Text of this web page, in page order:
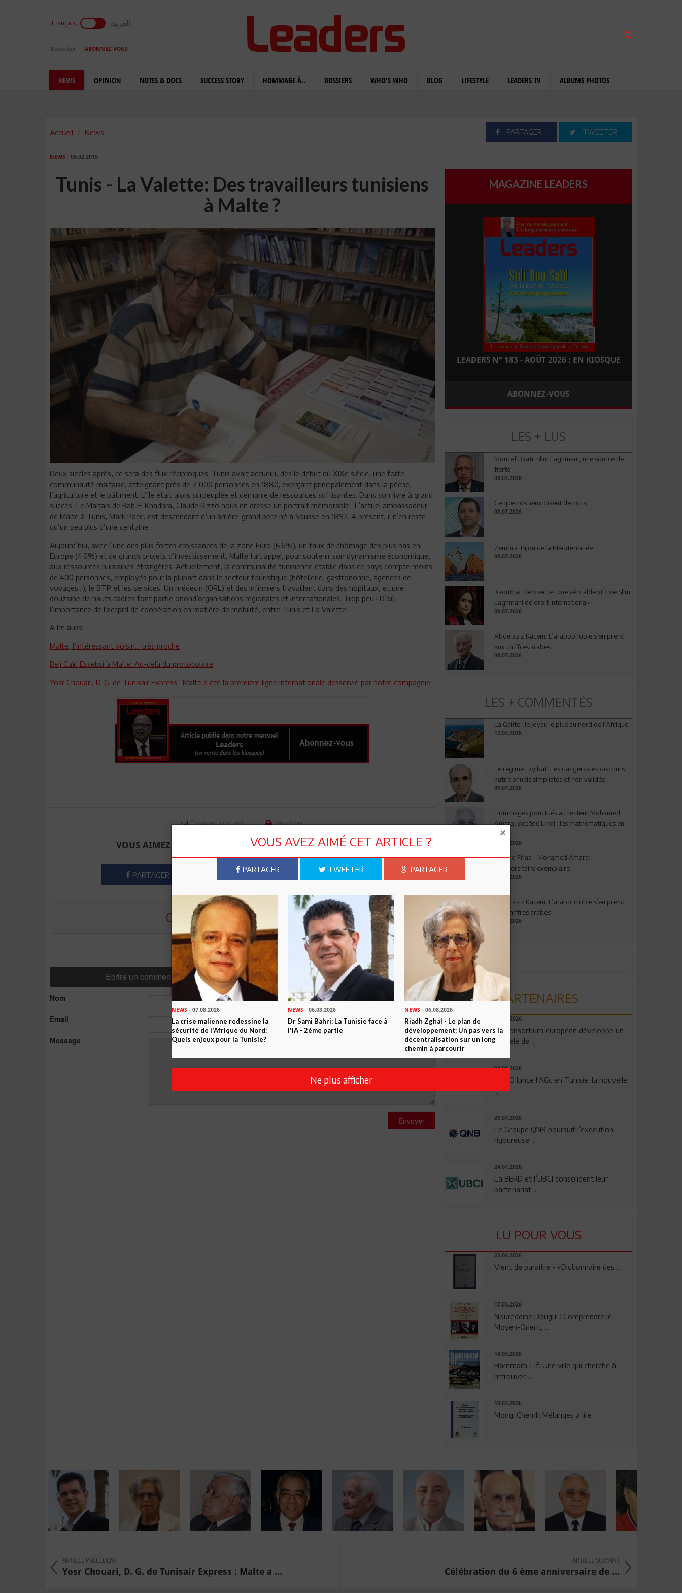
Français العربية
Newsletter ABONNEZ-VOUS
NEWS OPINION NOTES & DOCS SUCCESS STORY HOMMAGE À.. DOSSIERS WHO'S WHO BLOG LIFESTYLE LEADERS TV ALBUMS PHOTOS
Accueil News PARTAGER TWEETER
NEWS - 06.02.2019
Tunis - La Valette: Des travailleurs tunisiens
à Malte ?
Deux siècles après, ce sera des flux réciproques. Tunis avait accueilli, dès le début du XIXe siècle, une forte
communauté maltaise, atteignant près de 7 000 personnes en 1880, exerçant principalement dans la pêche,
l’agriculture et le bâtiment. L’île était alors surpeuplée et démunie de ressources suffisantes. Dans son livre à grand
succès Le Maltais de Bab El Khadhra, Claude Rizzo nous en dresse un portrait mémorable. L’actuel ambassadeur
de Malte à Tunis, Mark Pace, est descendant d’un arrière-grand père né à Sousse en 1892. A présent, il n’en reste
qu’un peu plus d’une centaine.
Aujourd’hui, avec l’une des plus fortes croissances de la zone Euro (6.6%), un taux de chômage des plus bas en
Europe (4.6%) et de grands projets d’investissement, Malte fait appel, pour soutenir son dynamisme économique,
aux ressources humaines étrangères. Actuellement, la communauté tunisienne établie dans ce pays compte moins
de 400 personnes, employés pour la plupart dans le secteur touristique (hôtellerie, gastronomie, agences de
voyages...), le BTP et les services. Un médecin (ORL) et des infirmiers travaillent dans des hôpitaux, et une
douzaine de hauts cadres font partie onond’organisations régionales et internationales. Trop peu ! D’où
l’importance de l'accprd de coopération en matière de mobilité, entre Tunis et La Valette.
A lre aussi
Malte, l’intéressant voisin... très proche
Beji Caïd Essebsi à Malte: Au-delà du protocolaire
Yosr Chouari, D. G. de Tunisair Express : Malte a été la première ligne internationale desservie par notre compagnie
Envoyer à un ami Imprimer
VOUS AIMEZ CET ARTICLE ? PARTAGEZ-LE AVEC VOS AMIS !
PARTAGER TWEETER ABONNEZ-VOUS
COMMENTER CET ARTICLE
Commentaires
Ecrire un commentaire Commenter
Nom
Email
Message
Envoyer
MAGAZINE LEADERS
LEADERS N° 183 - AOÛT 2026 : EN KIOSQUE
ABONNEZ-VOUS
LES + LUS
Moncef Baati: Slim Laghmani, une source de
fierté
08.07.2026
Ce que nos lieux disent de nous
08.07.2026
Zembra: Bijou de la Méditerranée
08.07.2026
Kaouthar Debbeche: Une véritable «École Slim
Laghmani de droit international»
09.07.2026
Abdelaziz Kacem: L’arabophobie s’en prend
aux chiffres arabes
09.07.2026
LES + COMMENTÉS
La Galite : le joyau le plus au nord de l'Afrique
12.07.2026
Le régime Tayibat: Les dangers des discours
nutritionnels simplistes et non validés
09.07.2026
Hommages ponctués au recteur Mohamed
Amara, décédé lundi : les mathématiques en
deuil
03.08.2026
Ahmed Friaa - Mohamed Amara:
l’Universitaire exemplaire
04.08.2026
Abdelaziz Kacem: L’arabophobie s’en prend
aux chiffres arabes
09.07.2026
PARTENAIRES
06.08.2026
Un consortium européen développe un
modèle de ...
04.08.2026
OPPO lance l'A6c en Tunisie: la nouvelle
...
29.07.2026
Le Groupe QNB poursuit l’exécution
rigoureuse ...
24.07.2026
La BERD et l’UBCI consolident leur
partenariat ...
LU POUR VOUS
23.04.2026
Vient de paraître - «Dictionnaire des ...
17.03.2026
Noureddine Dougui : Comprendre le
Moyen-Orient, ...
14.03.2026
Hammam-Lif: Une ville qui cherche à
retrouver ...
10.03.2026
Mongi Chemli: Mélanges à lire
ARTICLE PRÉCÉDENT
Yosr Chouari, D. G. de Tunisair Express : Malte a ...
ARTICLE SUIVANT
Célébration du 6 ème anniversaire de ...
VOUS AVEZ AIMÉ CET ARTICLE ?
PARTAGER TWEETER PARTAGER
NEWS - 07.08.2026
La crise malienne redessine la
sécurité de l'Afrique du Nord:
Quels enjeux pour la Tunisie?
NEWS - 06.08.2026
Dr Sami Bahri: La Tunisie face à
l'IA - 2ème partie
NEWS- 06.08.2026
Riadh Zghal - Le plan de
développement: Un pas vers la
décentralisation sur un long
chemin à parcourir
Ne plus afficher